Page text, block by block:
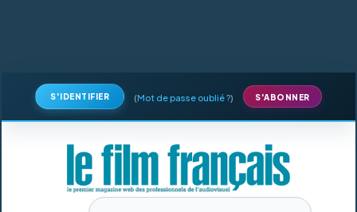
S'IDENTIFIER (Mot de passe oublié ?) S'ABONNER